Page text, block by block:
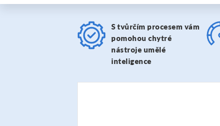
S tvůrčím procesem vám
pomohou chytré
nástroje umělé
inteligence